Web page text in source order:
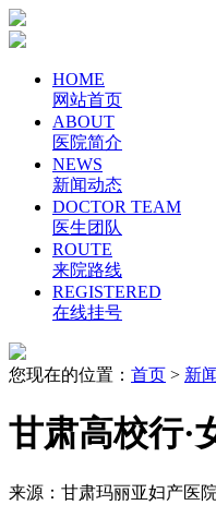
HOME
网站首页
ABOUT
医院简介
NEWS
新闻动态
DOCTOR TEAM
医生团队
ROUTE
来院路线
REGISTERED
在线挂号
您现在的位置： 首页 > 新
甘肃高校行·
来源：甘肃玛丽亚妇产医